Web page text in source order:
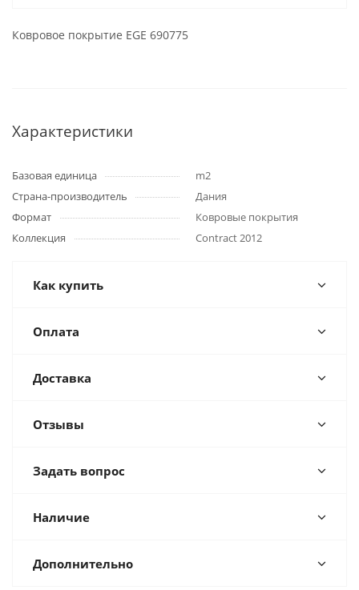
Ковровое покрытие EGE 690775
Характеристики
Базовая единица
m2
Страна-производитель
Дания
Формат
Ковровые покрытия
Коллекция
Contract 2012
Как купить
Оплата
Доставка
Отзывы
Задать вопрос
Наличие
Дополнительно